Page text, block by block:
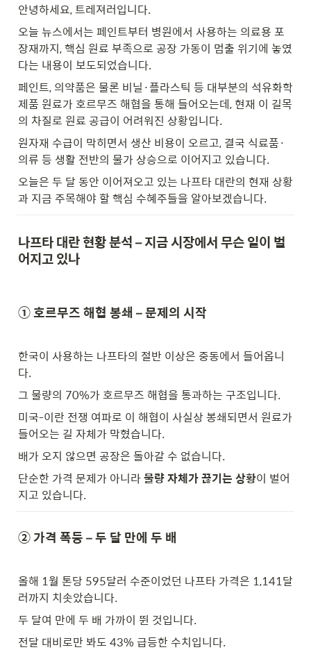
안녕하세요, 트레져러입니다.
오늘 뉴스에서는 페인트부터 병원에서 사용하는 의료용 포
장재까지, 핵심 원료 부족으로 공장 가동이 멈출 위기에 놓였
다는 내용이 보도되었습니다.
페인트, 의약품은 물론 비닐·플라스틱 등 대부분의 석유화학
제품 원료가 호르무즈 해협을 통해 들어오는데, 현재 이 길목
의 차질로 원료 공급이 어려워진 상황입니다.
원자재 수급이 막히면서 생산 비용이 오르고, 결국 식료품·
의류 등 생활 전반의 물가 상승으로 이어지고 있습니다.
오늘은 두 달 동안 이어져오고 있는 나프타 대란의 현재 상황
과 지금 주목해야 할 핵심 수혜주들을 알아보겠습니다.
나프타 대란 현황 분석 – 지금 시장에서 무슨 일이 벌
어지고 있나
① 호르무즈 해협 봉쇄 – 문제의 시작
한국이 사용하는 나프타의 절반 이상은 중동에서 들어옵니
다.
그 물량의 70%가 호르무즈 해협을 통과하는 구조입니다.
미국-이란 전쟁 여파로 이 해협이 사실상 봉쇄되면서 원료가
들어오는 길 자체가 막혔습니다.
배가 오지 않으면 공장은 돌아갈 수 없습니다.
단순한 가격 문제가 아니라 물량 자체가 끊기는 상황이 벌어
지고 있습니다.
② 가격 폭등 – 두 달 만에 두 배
올해 1월 톤당 595달러 수준이었던 나프타 가격은 1,141달
러까지 치솟았습니다.
두 달여 만에 두 배 가까이 뛴 것입니다.
전달 대비로만 봐도 43% 급등한 수치입니다.